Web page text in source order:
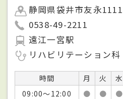
静岡県袋井市友永1111
0538-49-2211
遠江一宮駅
リハビリテーション科
時間 月 火 水
09:00～12:00
● ● ●